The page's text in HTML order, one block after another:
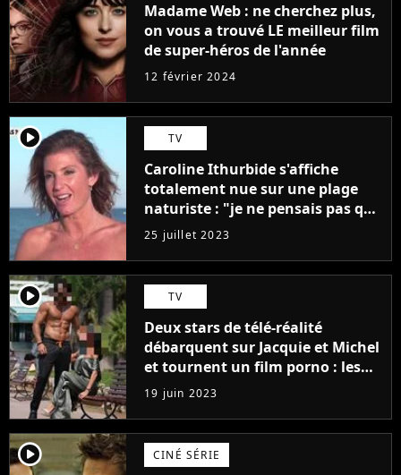
Madame Web : ne cherchez plus,
on vous a trouvé LE meilleur film
de super-héros de l'année
12 février 2024
player2 TV
Caroline Ithurbide s'affiche
totalement nue sur une plage
naturiste : "je ne pensais pas que
j'arriverais à le faire..."
25 juillet 2023
player2 TV
Deux stars de télé-réalité
débarquent sur Jacquie et Michel
et tournent un film porno : les
premières images du tournage
(exclu)
19 juin 2023
player2 CINÉ SÉRIE